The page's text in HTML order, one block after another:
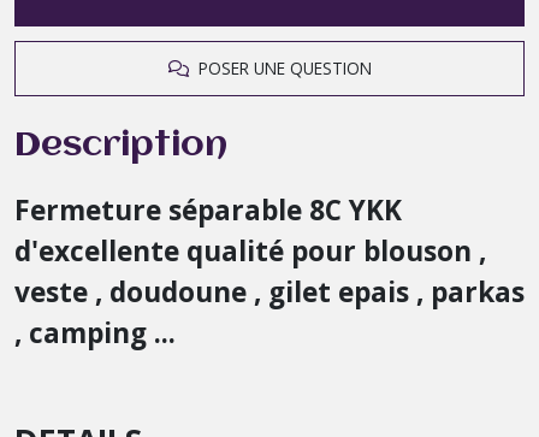
POSER UNE QUESTION
Description
Fermeture séparable 8C YKK
d'excellente qualité pour blouson ,
veste , doudoune , gilet epais , parkas
, camping ...